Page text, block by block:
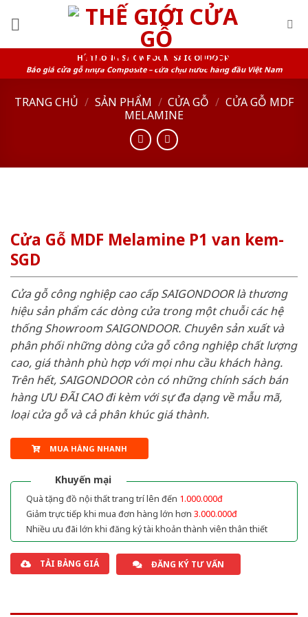
HỆ THỐNG SHOWROOM SAIGONDOOR
Báo giá cửa gỗ nhựa Composite – cửa chịu nước hàng đầu Việt Nam
TRANG CHỦ / SẢN PHẨM / CỬA GỖ / CỬA GỖ MDF
MELAMINE
Cửa Gỗ MDF Melamine P1 van kem-
SGD
Cửa gỗ công nghiệp cao cấp SAIGONDOOR là thương
hiệu sản phẩm các dòng cửa trong một chuỗi các hệ
thống Showroom SAIGONDOOR. Chuyên sản xuất và
phân phối những dòng cửa gỗ công nghiệp chất lượng
cao, giá thành phù hợp với mọi nhu cầu khách hàng.
Trên hết, SAIGONDOOR còn có những chính sách bán
hàng ƯU ĐÃI CAO đi kèm với sự đa dạng về mẫu mã,
loại cửa gỗ và cả phân khúc giá thành.
MUA HÀNG NHANH
Khuyến mại
Quà tặng đồ nội thất trang trí lên đến 1.000.000đ
Giảm trực tiếp khi mua đơn hàng lớn hơn 3.000.000đ
Nhiều ưu đãi lớn khi đăng ký tài khoản thành viên thân thiết
TẢI BẢNG GIÁ ĐĂNG KÝ TƯ VẤN